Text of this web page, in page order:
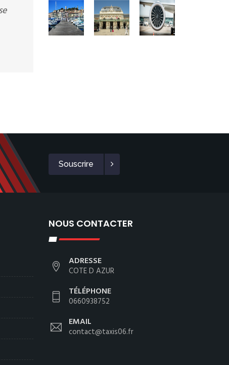
Souscrire
NOUS CONTACTER
ADRESSE
COTE D AZUR
TÉLÉPHONE
0660938752
EMAIL
contact@taxis06.fr